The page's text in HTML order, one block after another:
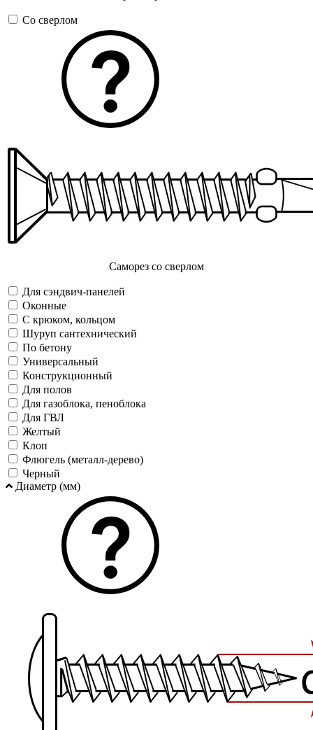
Со сверлом
Саморез со сверлом
Для сэндвич-панелей
Оконные
С крюком, кольцом
Шуруп сантехнический
По бетону
Универсальный
Конструкционный
Для полов
Для газоблока, пеноблока
Для ГВЛ
Желтый
Клоп
Флюгель (металл-дерево)
Черный
Диаметр (мм)